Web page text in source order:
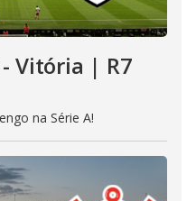
Vitória | R7
na Série A!